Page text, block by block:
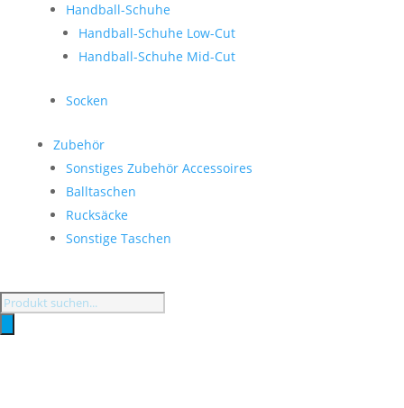
Handball-Schuhe
Handball-Schuhe Low-Cut
Handball-Schuhe Mid-Cut
Socken
Zubehör
Sonstiges Zubehör Accessoires
Balltaschen
Rucksäcke
Sonstige Taschen
Products